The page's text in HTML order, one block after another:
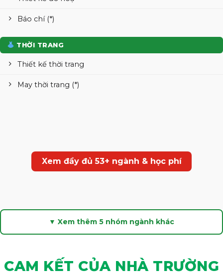
Báo chí (*)
THỜI TRANG
Thiết kế thời trang
May thời trang (*)
Xem đầy đủ 53+ ngành & học phí
▼ Xem thêm 5 nhóm ngành khác
CAM KẾT CỦA NHÀ TRƯỜNG